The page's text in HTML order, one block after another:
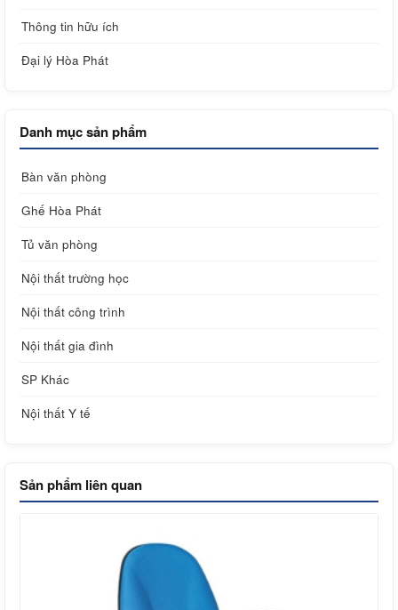
Thông tin hữu ích
Đại lý Hòa Phát
Danh mục sản phẩm
Bàn văn phòng
Ghế Hòa Phát
Tủ văn phòng
Nội thất trường học
Nội thất công trình
Nội thất gia đình
SP Khác
Nội thất Y tế
Sản phẩm liên quan